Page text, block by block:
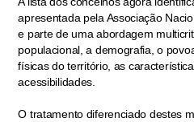
apresentada pela Associação
e parte de uma abordagem
populacional, a demografia, o
físicas do território, as
acessibilidades.
O tratamento diferenciado destes